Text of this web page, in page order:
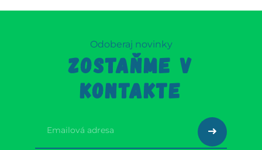
Odoberaj novinky
ZOSTAŇME V
KONTAKTE